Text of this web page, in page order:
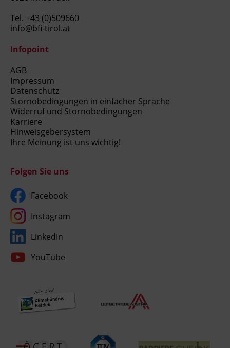
Tel. +43 (0)509660
info@bfi-tirol.at
Infopoint
AGB
Impressum
Datenschutz
Stornobedingungen in einfacher Sprache
Widerruf und Stornobedingungen
Karriere
Hinweisgebersystem
Ihre Meinung ist uns wichtig!
Folgen Sie uns
Facebook
Instagram
LinkedIn
YouTube